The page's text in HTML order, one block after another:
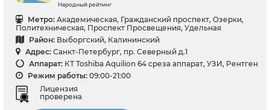
Народный рейтинг
Метро: Академическая, Гражданский проспект, Озерки,
Политехническая, Проспект Просвещения, Удельная
Район: Выборгский, Калининский
Адрес: Санкт-Петербург, пр. Северный д.1
Аппарат: КТ Toshiba Aquilion 64 среза аппарат, УЗИ, Рентген
Режим работы: 09:00-21:00
Лицензия
проверена